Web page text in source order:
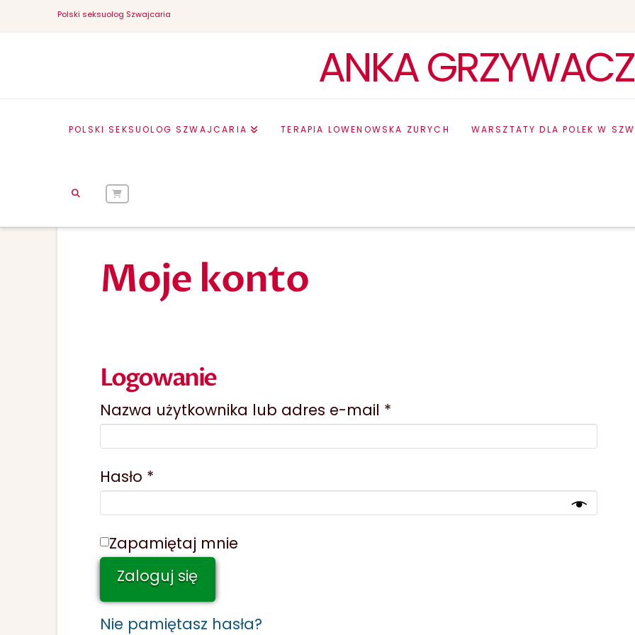
Polski seksuolog Szwajcaria
ANKA GRZYWACZ
POLSKI SEKSUOLOG SZWAJCARIA TERAPIA LOWENOWSKA ZURYCH WARSZTATY DLA POLEK W
Moje konto
Logowanie
Nazwa użytkownika lub adres e-mail *Wymagane
Hasło *Wymagane
Zapamiętaj mnie
Zaloguj się
Nie pamiętasz hasła?